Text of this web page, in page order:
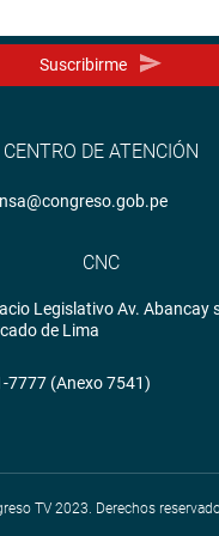
de la palabra los
(pidió la
Exportadora”), María
financiamiento para
Suscribirme
CENTRO DE ATENCIÓN
CNC
Legislativo Av. Abancay
de Lima
7777 (Anexo 7541)
TV 2023. Derechos